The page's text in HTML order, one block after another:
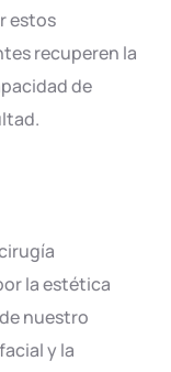
estos
recuperen la
de
la estética
nuestro
y la